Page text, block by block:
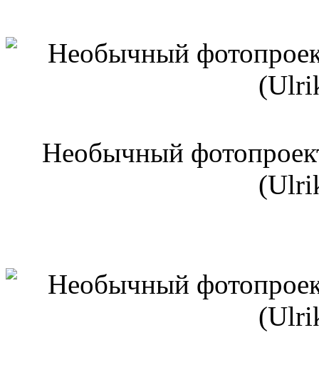
Необычный